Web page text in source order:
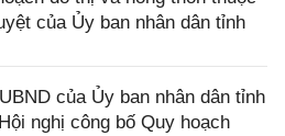
của Ủy ban nhân dân tỉnh
của Ủy ban nhân dân tỉnh
nghị công bố Quy hoạch